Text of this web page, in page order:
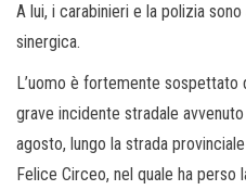
A lui, i carabinieri e la polizia
sinergica.
L’uomo è fortemente sospettato
grave incidente stradale
agosto, lungo la strada
Felice Circeo, nel quale ha perso